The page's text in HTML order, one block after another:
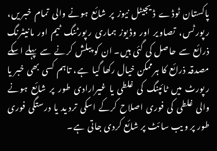
پاکستان ٹوڈے ڈیجیٹل نیوز پر شائع ہونے والی تمام خبریں،
رپورٹس، تصاویر اور وڈیوز ہماری رپورٹنگ ٹیم اور مانیٹرنگ
ذرائع سے حاصل کی گئی ہیں۔ ان کو پبلش کرنے سے پہلے اسکے
مصدقہ ذرائع کا ہرممکن خیال رکھا گیا ہے، تاہم کسی بھی خبر یا
رپورٹ میں ٹائپنگ کی غلطی یا غیرارادی طور پر شائع ہونے
والی غلطی کی فوری اصلاح کرکے اسکی تردید یا درستگی فوری
طور پر ویب سائٹ پر شائع کردی جاتی ہے۔